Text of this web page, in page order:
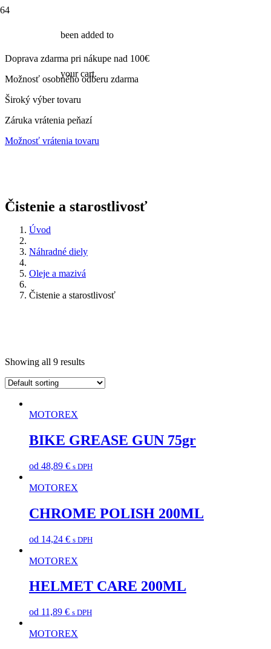
been added to
your cart.
Doprava zdarma pri nákupe nad 100€
Možnosť osobného odberu zdarma
Široký výber tovaru
Záruka vrátenia peňazí
Možnosť vrátenia tovaru
Čistenie a starostlivosť
Úvod
Náhradné diely
Oleje a mazivá
Čistenie a starostlivosť
Showing all 9 results
MOTOREX
BIKE GREASE GUN 75gr
od 48,89 € s DPH
MOTOREX
CHROME POLISH 200ML
od 14,24 € s DPH
MOTOREX
HELMET CARE 200ML
od 11,89 € s DPH
MOTOREX